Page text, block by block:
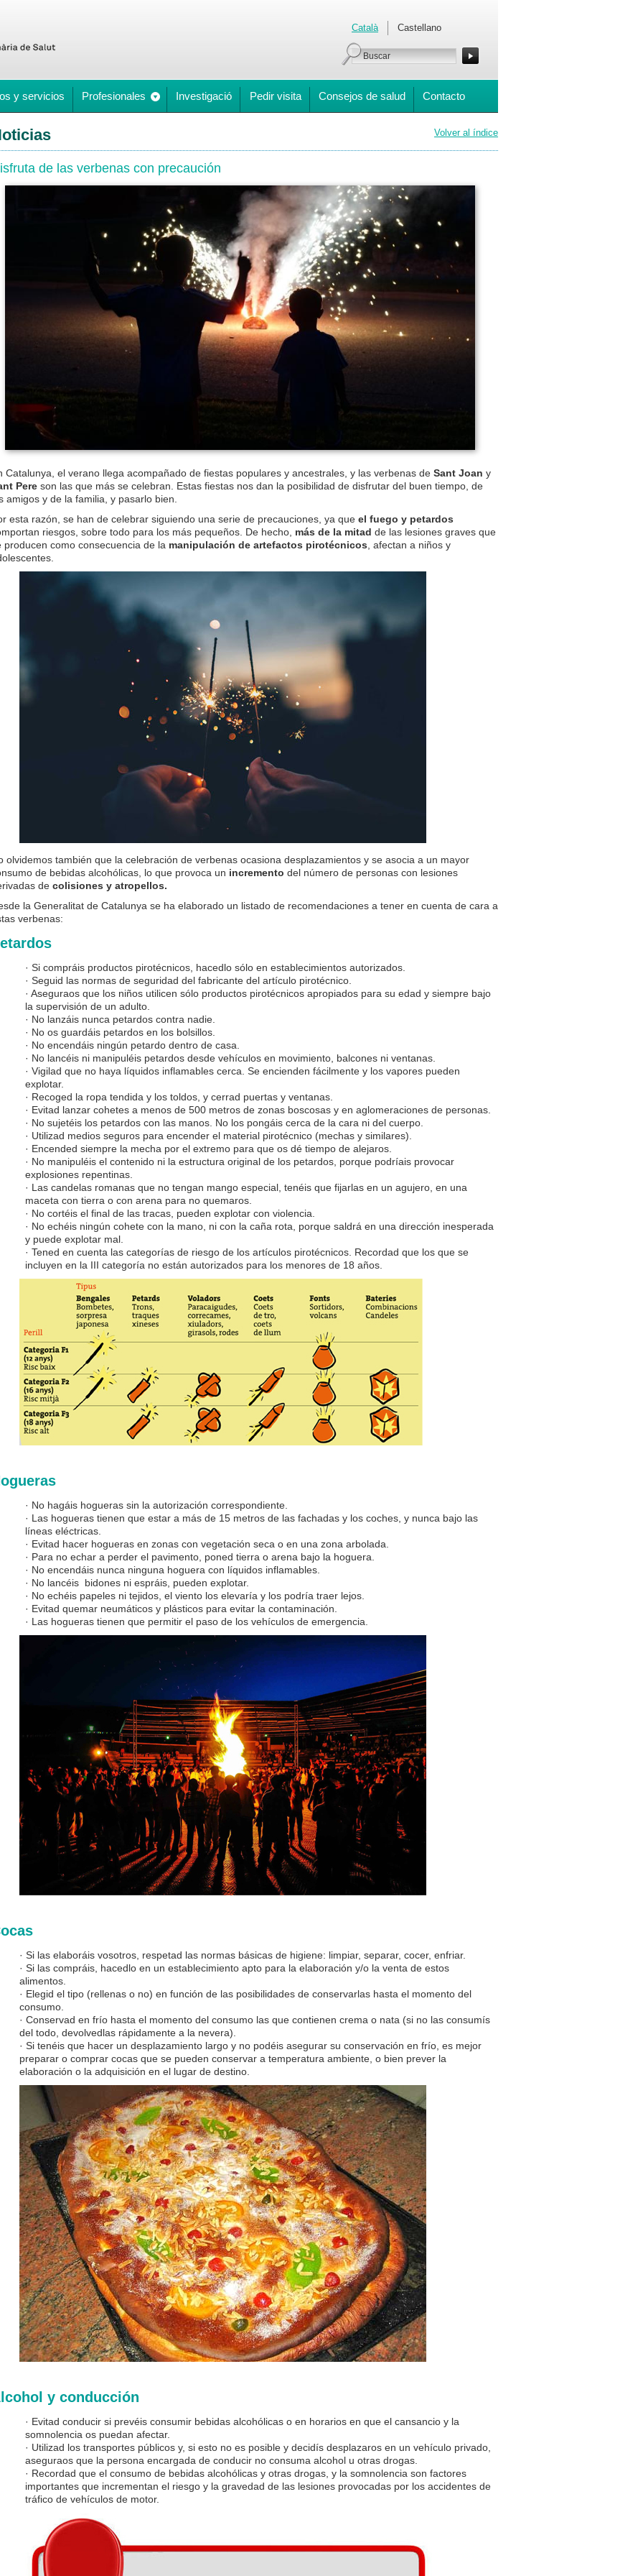
Català Castellano
y servicios Profesionales Investigació Pedir visita Consejos de salud Contacto
Volver al índice
de las verbenas con precaución
Catalunya, el verano llega acompañado de fiestas populares y ancestrales, y las verbenas de Sant Joan y
Pere son las que más se celebran. Estas fiestas nos dan la posibilidad de disfrutar del buen tiempo, de
amigos y de la familia, y pasarlo bien.
esta razón, se han de celebrar siguiendo una serie de precauciones, ya que el fuego y petardos
riesgos, sobre todo para los más pequeños. De hecho, más de la mitad de las lesiones graves que
producen como consecuencia de la manipulación de artefactos pirotécnicos, afectan a niños y
olvidemos también que la celebración de verbenas ocasiona desplazamientos y se asocia a un mayor
de bebidas alcohólicas, lo que provoca un incremento del número de personas con lesiones
de colisiones y atropellos.
la Generalitat de Catalunya se ha elaborado un listado de recomendaciones a tener en cuenta de cara a
verbenas:
· Si compráis productos pirotécnicos, hacedlo sólo en establecimientos autorizados.
· Seguid las normas de seguridad del fabricante del artículo pirotécnico.
· Aseguraos que los niños utilicen sólo productos pirotécnicos apropiados para su edad y siempre bajo
la supervisión de un adulto.
· No lanzáis nunca petardos contra nadie.
· No os guardáis petardos en los bolsillos.
· No encendáis ningún petardo dentro de casa.
· No lancéis ni manipuléis petardos desde vehículos en movimiento, balcones ni ventanas.
· Vigilad que no haya líquidos inflamables cerca. Se encienden fácilmente y los vapores pueden
explotar.
· Recoged la ropa tendida y los toldos, y cerrad puertas y ventanas.
· Evitad lanzar cohetes a menos de 500 metros de zonas boscosas y en aglomeraciones de personas.
· No sujetéis los petardos con las manos. No los pongáis cerca de la cara ni del cuerpo.
· Utilizad medios seguros para encender el material pirotécnico (mechas y similares).
· Encended siempre la mecha por el extremo para que os dé tiempo de alejaros.
· No manipuléis el contenido ni la estructura original de los petardos, porque podríais provocar
explosiones repentinas.
· Las candelas romanas que no tengan mango especial, tenéis que fijarlas en un agujero, en una
maceta con tierra o con arena para no quemaros.
· No cortéis el final de las tracas, pueden explotar con violencia.
· No echéis ningún cohete con la mano, ni con la caña rota, porque saldrá en una dirección inesperada
y puede explotar mal.
· Tened en cuenta las categorías de riesgo de los artículos pirotécnicos. Recordad que los que se
incluyen en la III categoría no están autorizados para los menores de 18 años.
· No hagáis hogueras sin la autorización correspondiente.
· Las hogueras tienen que estar a más de 15 metros de las fachadas y los coches, y nunca bajo las
líneas eléctricas.
· Evitad hacer hogueras en zonas con vegetación seca o en una zona arbolada.
· Para no echar a perder el pavimento, poned tierra o arena bajo la hoguera.
· No encendáis nunca ninguna hoguera con líquidos inflamables.
· No lancéis bidones ni espráis, pueden explotar.
· No echéis papeles ni tejidos, el viento los elevaría y los podría traer lejos.
· Evitad quemar neumáticos y plásticos para evitar la contaminación.
· Las hogueras tienen que permitir el paso de los vehículos de emergencia.
· Si las elaboráis vosotros, respetad las normas básicas de higiene: limpiar, separar, cocer, enfriar.
· Si las compráis, hacedlo en un establecimiento apto para la elaboración y/o la venta de estos
alimentos.
· Elegid el tipo (rellenas o no) en función de las posibilidades de conservarlas hasta el momento del
consumo.
· Conservad en frío hasta el momento del consumo las que contienen crema o nata (si no las consumís
del todo, devolvedlas rápidamente a la nevera).
· Si tenéis que hacer un desplazamiento largo y no podéis asegurar su conservación en frío, es mejor
preparar o comprar cocas que se pueden conservar a temperatura ambiente, o bien prever la
elaboración o la adquisición en el lugar de destino.
y conducción
· Evitad conducir si prevéis consumir bebidas alcohólicas o en horarios en que el cansancio y la
somnolencia os puedan afectar.
· Utilizad los transportes públicos y, si esto no es posible y decidís desplazaros en un vehículo privado,
aseguraos que la persona encargada de conducir no consuma alcohol u otras drogas.
· Recordad que el consumo de bebidas alcohólicas y otras drogas, y la somnolencia son factores
importantes que incrementan el riesgo y la gravedad de las lesiones provocadas por los accidentes de
tráfico de vehículos de motor.